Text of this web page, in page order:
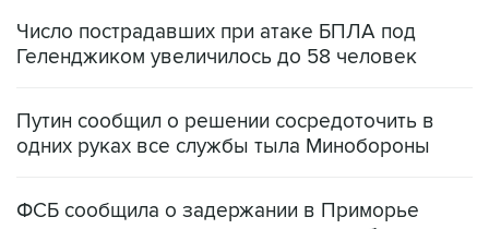
Путин сообщил о решении сосредоточить в
ФСБ сообщила о задержании в Приморье
Росгвардии